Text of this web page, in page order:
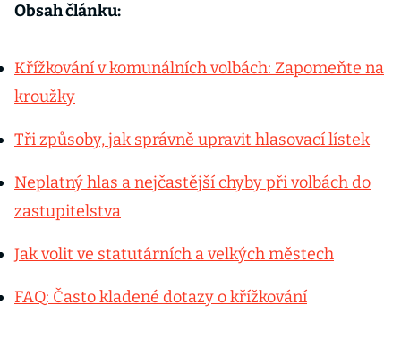
Obsah článku:
Křížkování v komunálních volbách: Zapomeňte na
kroužky
Tři způsoby, jak správně upravit hlasovací lístek
Neplatný hlas a nejčastější chyby při volbách do
zastupitelstva
Jak volit ve statutárních a velkých městech
FAQ: Často kladené dotazy o křížkování